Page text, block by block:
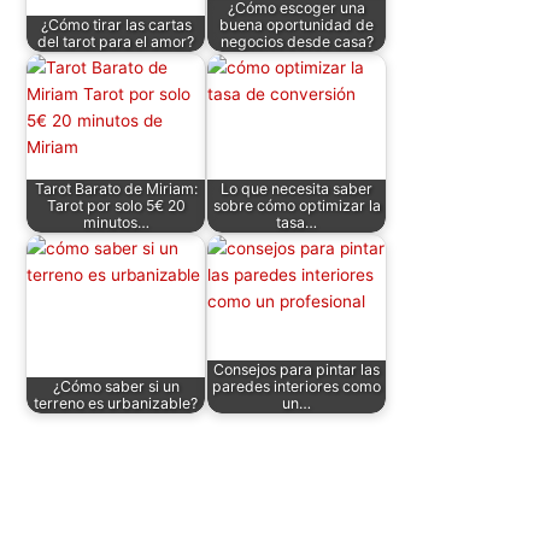
p o
k
¿Cómo tirar las cartas
del tarot para el amor?
¿Cómo escoger una
buena oportunidad de
negocios desde casa?
Tarot Barato de Miriam:
Tarot por solo 5€ 20
minutos…
Lo que necesita saber
sobre cómo optimizar la
tasa…
¿Cómo saber si un
terreno es urbanizable?
Consejos para pintar las
paredes interiores como
un…